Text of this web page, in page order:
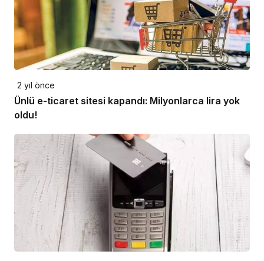
2 yıl önce
Ünlü e-ticaret sitesi kapandı: Milyonlarca lira yok
oldu!